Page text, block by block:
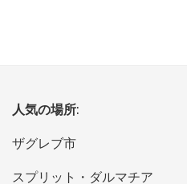
人気の場所:
ザグレブ市
スプリット・ダルマチア